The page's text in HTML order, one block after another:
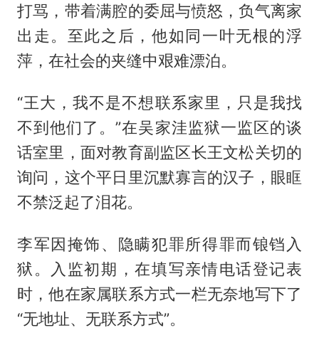
打骂，带着满腔的委屈与愤怒，负气离家
出走。至此之后，他如同一叶无根的浮
萍，在社会的夹缝中艰难漂泊。
“王大，我不是不想联系家里，只是我找
不到他们了。”在吴家洼监狱一监区的谈
话室里，面对教育副监区长王文松关切的
询问，这个平日里沉默寡言的汉子，眼眶
不禁泛起了泪花。
李军因掩饰、隐瞒犯罪所得罪而锒铛入
狱。入监初期，在填写亲情电话登记表
时，他在家属联系方式一栏无奈地写下了
“无地址、无联系方式”。